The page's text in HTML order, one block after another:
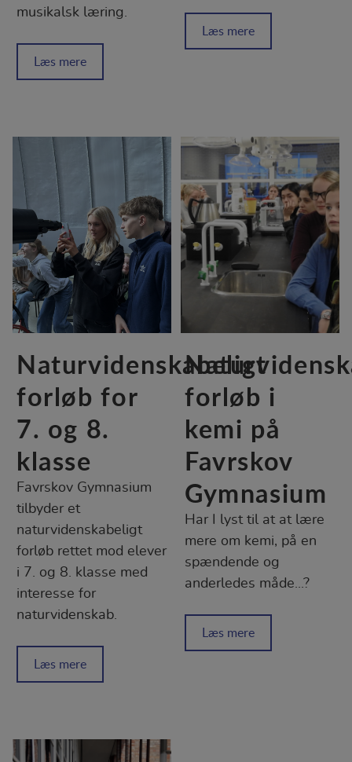
musikalsk læring.
Læs mere
Læs mere
Naturvidenskabeligt
forløb for
7. og 8.
klasse
Favrskov Gymnasium
tilbyder et
naturvidenskabeligt
forløb rettet mod elever
i 7. og 8. klasse med
interesse for
naturvidenskab.
Læs mere
forløb i
kemi på
Favrskov
Gymnasium
Har I lyst til at at lære
mere om kemi, på en
spændende og
anderledes måde...?
Læs mere